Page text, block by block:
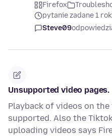
Firefox
pytanie zadane 1
Steve09
Unsupported video pages.
Playback of videos on
supported. Also the
uploading videos says